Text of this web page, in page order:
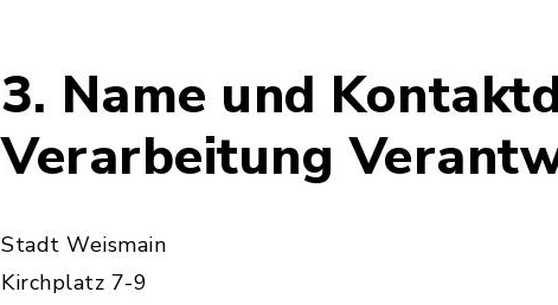
3. Name und
Verarbeitung
Stadt Weismain
Kirchplatz 7-9